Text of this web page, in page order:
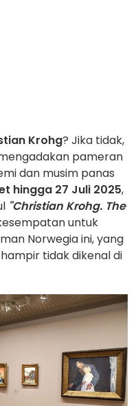
Krohg? Jika tidak,
pameran
dan musim panas
hingga 27 Juli 2025,
"Christian Krohg. The
untuk
Norwegia ini, yang
tidak dikenal di